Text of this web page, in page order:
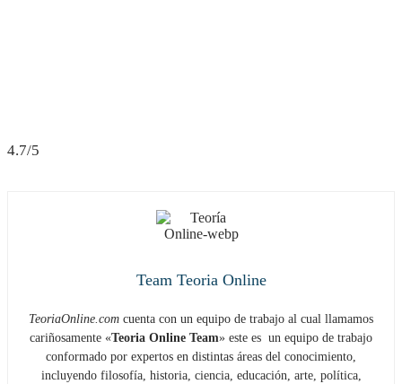
4.7/5
Team Teoria Online
TeoriaOnline.com cuenta con un equipo de trabajo al cual llamamos
cariñosamente «Teoria Online Team» este es un equipo de trabajo
conformado por expertos en distintas áreas del conocimiento,
incluyendo filosofía, historia, ciencia, educación, arte, política,